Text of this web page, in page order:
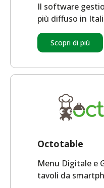
Il software
più diffuso in
Scopri di più
Octotable
Menu Digitale e
tavoli da